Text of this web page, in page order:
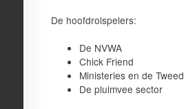
De hoofdrolspelers:
De NVWA
Chick Friend
Ministeries en de
De pluimvee sector